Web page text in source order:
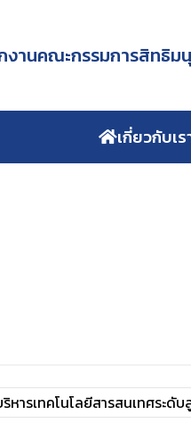
งานคณะกรรมการสิทธิม
เกี่ยวกับเร
หารเทคโนโลยีสารสนเทศระดับ